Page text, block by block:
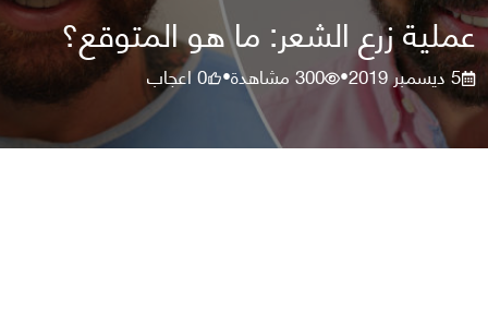
عملية زرع الشعر: ما هو المتوقع؟
5 ديسمبر 2019 •
300مشاهدة•
0اعجاب